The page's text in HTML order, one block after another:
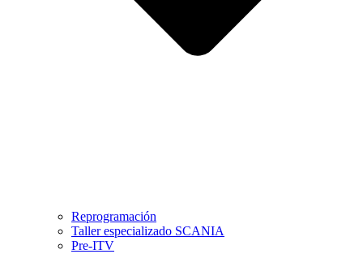
Reprogramación
Taller especializado SCANIA
Pre-ITV